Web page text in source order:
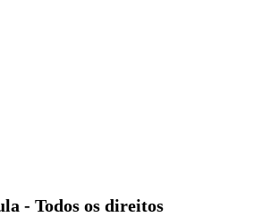
- Todos os direitos